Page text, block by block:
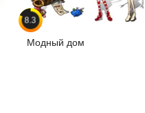
8.3
Модный дом